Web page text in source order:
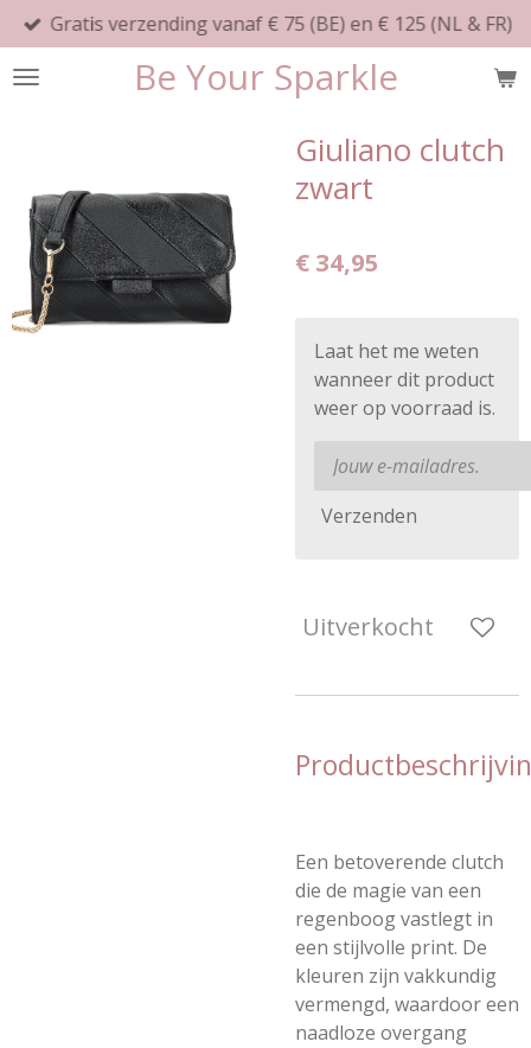
Ga
direct
naar
Be Your Sparkle
Gratis verzending vanaf € 75 (BE) en € 125 (NL & FR)
Giuliano clutch
zwart
€ 34,95
Laat het me weten
wanneer dit product
weer op voorraad is.
Verzenden
Uitverkocht
Een betoverende clutch
die de magie van een
regenboog vastlegt in
een stijlvolle print. De
kleuren zijn vakkundig
vermengd, waardoor een
naadloze overgang